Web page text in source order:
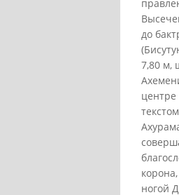
до
7,80 м,
центре
ногой